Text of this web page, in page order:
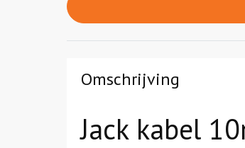
Omschrijving
Jack kabel 10